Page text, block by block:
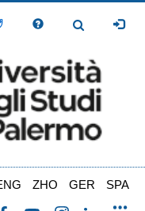
Toggle
ZHO GER SPA